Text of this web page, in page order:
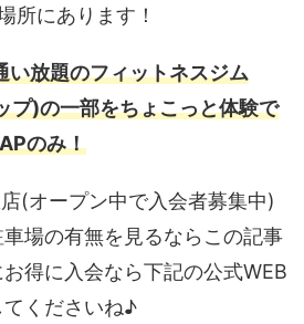
所にあります！
放題のフィットネスジム
プ)の一部をちょこっと体験で
のみ！
(オープン中で入会者募集中)
場の有無を見るならこの記事
得に入会なら下記の公式WEB
くださいね♪